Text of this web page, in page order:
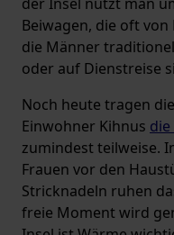
Beiwagen, die oft
die Männer
oder auf Dienstreise
Noch heute tragen
Einwohner Kihnus
zumindest teilweise.
Frauen vor den
Stricknadeln ruhen
freie Moment wird